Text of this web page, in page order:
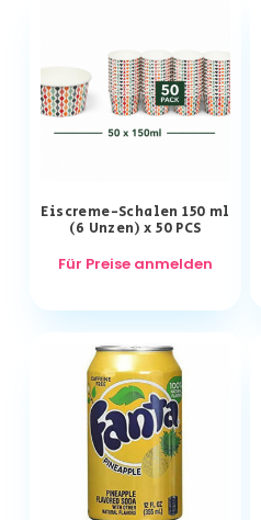
Eiscreme-Schalen 150 ml
(6 Unzen) x 50 PCS
Für Preise anmelden